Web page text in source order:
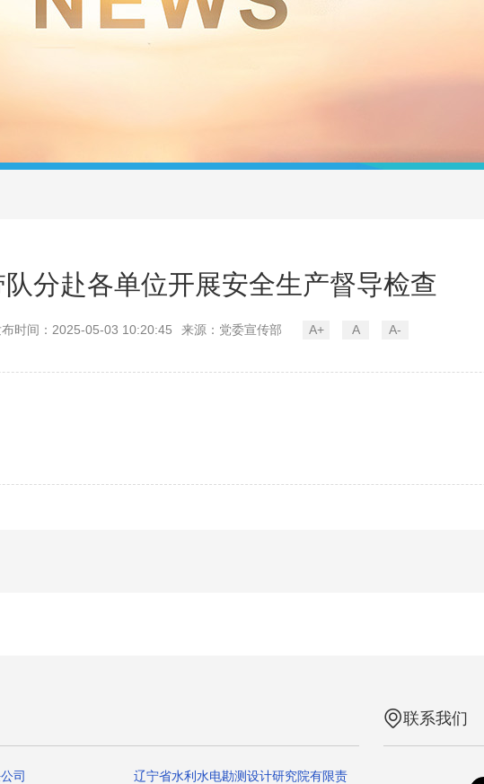
分赴各单位开展安全生产督导检查
布时间：2025-05-03 10:20:45 来源：党委宣传部 A+ A A-
司
辽宁省水利水电勘测设计研究院有限责
联系我们